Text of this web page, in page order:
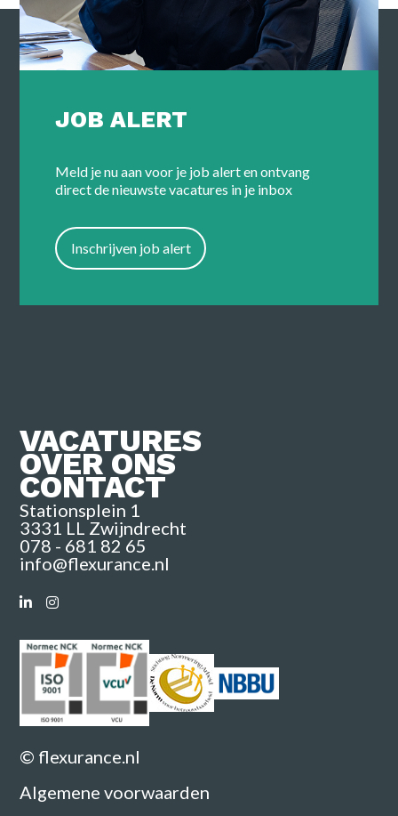
Kennis
Contact
Vacatures
JOB ALERT
Meld je nu aan voor je job alert en ontvang
direct de nieuwste vacatures in je inbox
Inschrijven job alert
VACATURES
OVER ONS
CONTACT
Stationsplein 1
3331 LL Zwijndrecht
078 - 681 82 65
info@flexurance.nl
© flexurance.nl
Algemene voorwaarden